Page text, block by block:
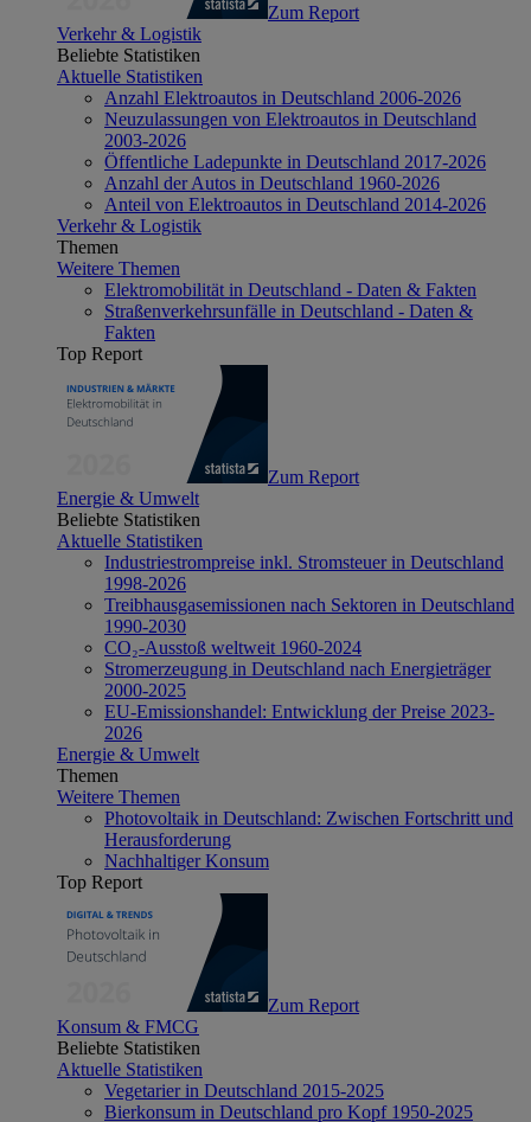
Zum Report
Verkehr & Logistik
Beliebte Statistiken
Aktuelle Statistiken
Anzahl Elektroautos in Deutschland 2006-2026
Neuzulassungen von Elektroautos in Deutschland
2003-2026
Öffentliche Ladepunkte in Deutschland 2017-2026
Anzahl der Autos in Deutschland 1960-2026
Anteil von Elektroautos in Deutschland 2014-2026
Verkehr & Logistik
Themen
Weitere Themen
Elektromobilität in Deutschland - Daten & Fakten
Straßenverkehrsunfälle in Deutschland - Daten &
Fakten
Top Report
Zum Report
Energie & Umwelt
Beliebte Statistiken
Aktuelle Statistiken
Industriestrompreise inkl. Stromsteuer in Deutschland
1998-2026
Treibhausgasemissionen nach Sektoren in Deutschland
1990-2030
CO₂-Ausstoß weltweit 1960-2024
Stromerzeugung in Deutschland nach Energieträger
2000-2025
EU-Emissionshandel: Entwicklung der Preise 2023-
2026
Energie & Umwelt
Themen
Weitere Themen
Photovoltaik in Deutschland: Zwischen Fortschritt und
Herausforderung
Nachhaltiger Konsum
Top Report
Zum Report
Konsum & FMCG
Beliebte Statistiken
Aktuelle Statistiken
Vegetarier in Deutschland 2015-2025
Bierkonsum in Deutschland pro Kopf 1950-2025